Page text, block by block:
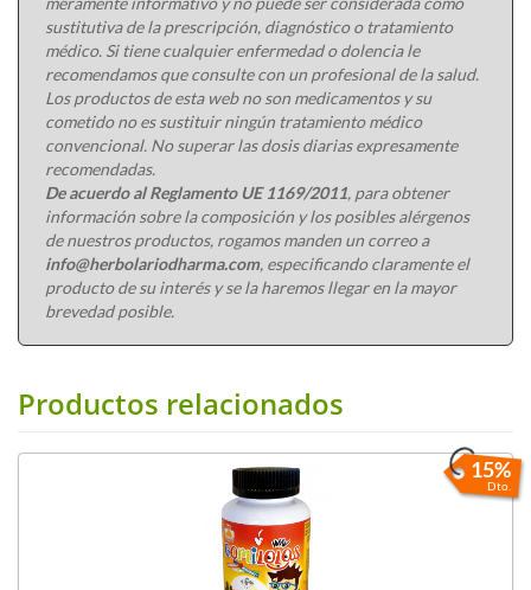
sustitutiva de la prescripción, diagnóstico o tratamiento
médico. Si tiene cualquier enfermedad o dolencia le
recomendamos que consulte con un profesional de la salud.
Los productos de esta web no son medicamentos y su
cometido no es sustituir ningún tratamiento médico
convencional. No superar las dosis diarias expresamente
recomendadas.
De acuerdo al Reglamento UE 1169/2011, para obtener
información sobre la composición y los posibles alérgenos
de nuestros productos, rogamos manden un correo a
info@herbolariodharma.com, especificando claramente el
producto de su interés y se la haremos llegar en la mayor
brevedad posible.
Productos relacionados
15%
Dto.